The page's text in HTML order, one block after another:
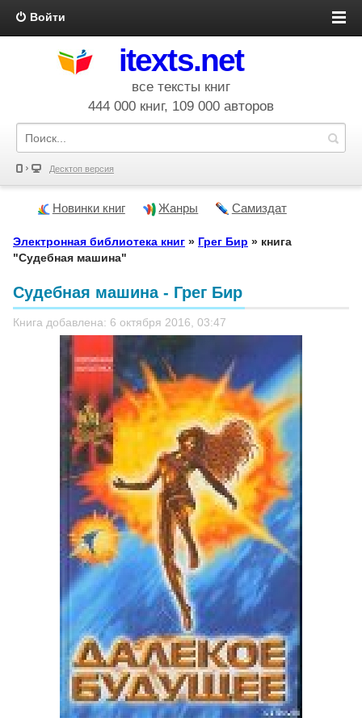
Войти
itexts.net
все тексты книг
444 000 книг, 109 000 авторов
Десктоп версия
Новинки книг Жанры Самиздат
Электронная библиотека книг » Грег Бир » книга
"Судебная машина"
Судебная машина - Грег Бир
Книга добавлена: 6 октября 2016, 03:47